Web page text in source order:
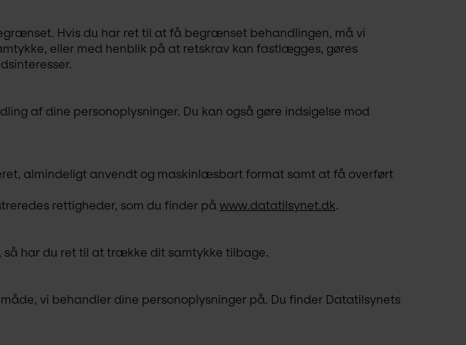
Hvis du har ret til at få begrænset behandlingen, må vi
eller med henblik på at retskrav kan fastlægges, gøres
af dine personoplysninger. Du kan også gøre indsigelse mod
almindeligt anvendt og maskinlæsbart format samt at få overført
rettigheder, som du finder på www.datatilsynet.dk.
så har du ret til at trække dit samtykke tilbage.
vi behandler dine personoplysninger på. Du finder Datatilsynets